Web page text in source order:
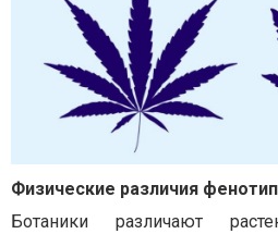
Физические различия
Ботаники различают